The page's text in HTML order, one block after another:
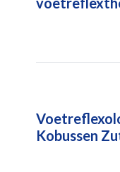
Kobussen